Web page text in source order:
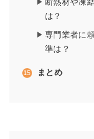
は？
専門業者に
準は？
まとめ